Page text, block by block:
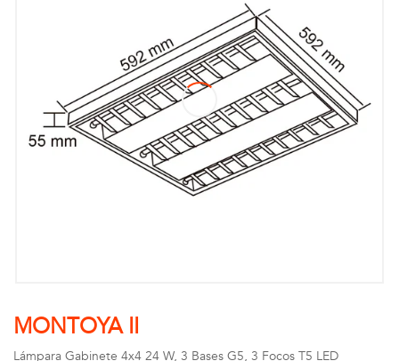
MONTOYA II
Lámpara Gabinete 4x4 24 W, 3 Bases G5, 3 Focos T5 LED